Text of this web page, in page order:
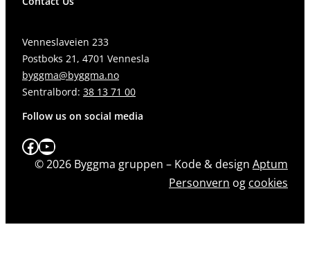
Venneslaveien 233
Postboks 21, 4701 Vennesla
byggma@byggma.no
Sentralbord: 38 13 71 00
Follow us on social media
Facebook YouTube
© 2026 Byggma gruppen – Kode & design Aptum
Personvern og cookies